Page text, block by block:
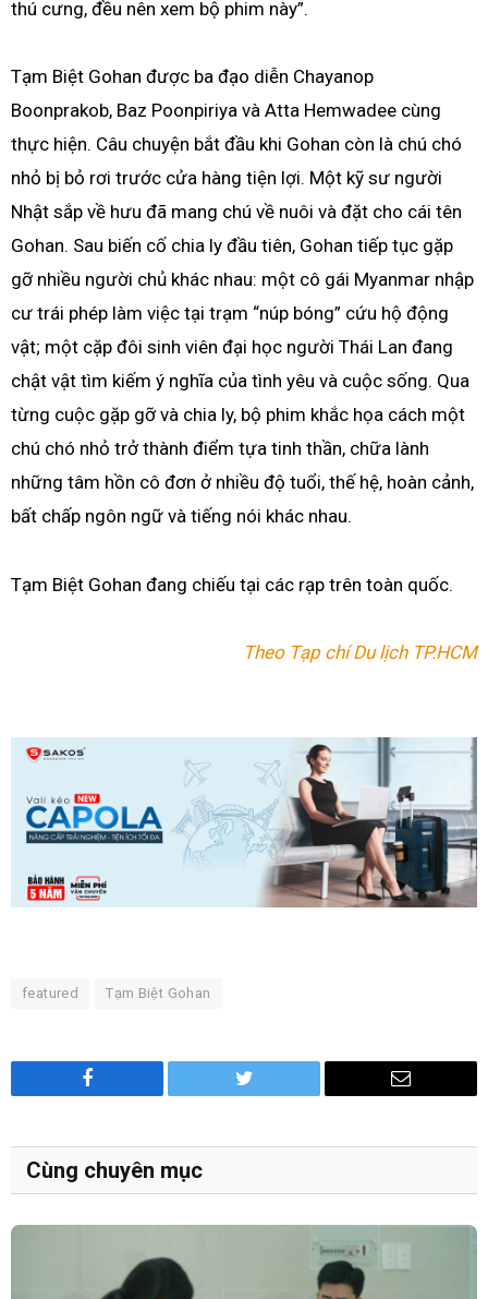
thú cưng, đều nên xem bộ phim này”.
Tạm Biệt Gohan được ba đạo diễn Chayanop
Boonprakob, Baz Poonpiriya và Atta Hemwadee cùng
thực hiện. Câu chuyện bắt đầu khi Gohan còn là chú chó
nhỏ bị bỏ rơi trước cửa hàng tiện lợi. Một kỹ sư người
Nhật sắp về hưu đã mang chú về nuôi và đặt cho cái tên
Gohan. Sau biến cố chia ly đầu tiên, Gohan tiếp tục gặp
gỡ nhiều người chủ khác nhau: một cô gái Myanmar nhập
cư trái phép làm việc tại trạm “núp bóng” cứu hộ động
vật; một cặp đôi sinh viên đại học người Thái Lan đang
chật vật tìm kiếm ý nghĩa của tình yêu và cuộc sống. Qua
từng cuộc gặp gỡ và chia ly, bộ phim khắc họa cách một
chú chó nhỏ trở thành điểm tựa tinh thần, chữa lành
những tâm hồn cô đơn ở nhiều độ tuổi, thế hệ, hoàn cảnh,
bất chấp ngôn ngữ và tiếng nói khác nhau.
Tạm Biệt Gohan đang chiếu tại các rạp trên toàn quốc.
Theo Tạp chí Du lịch TP.HCM
featured Tạm Biệt Gohan
Facebook Twitter Email
Cùng chuyên mục